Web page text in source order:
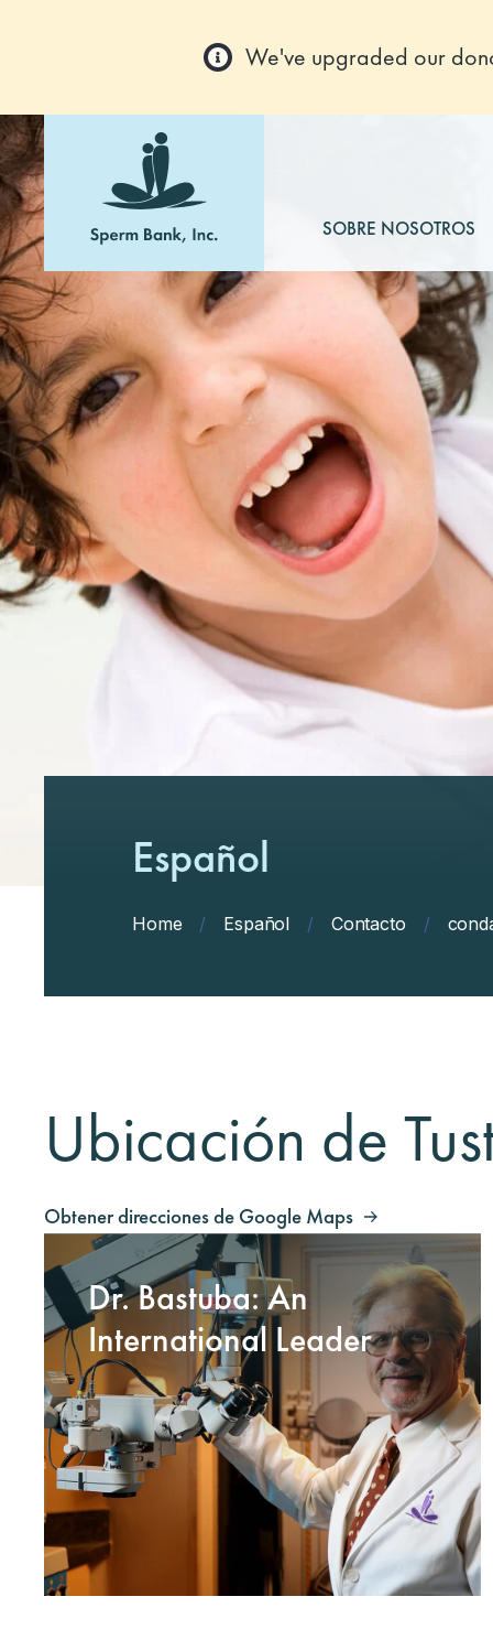
We've upgraded our
SOBRE NOSOTROS
Español
Home / Español / Contacto /
Ubicación de
Obtener direcciones de Google Maps
Dr. Bastuba: An
International Leader